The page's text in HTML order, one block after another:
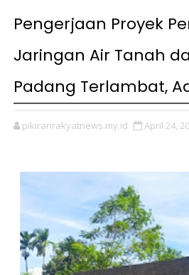
Pengerjaan Proyek
Jaringan Air Tanah
Padang Terlambat,
pikiranrakyatnews.my.id April 24,